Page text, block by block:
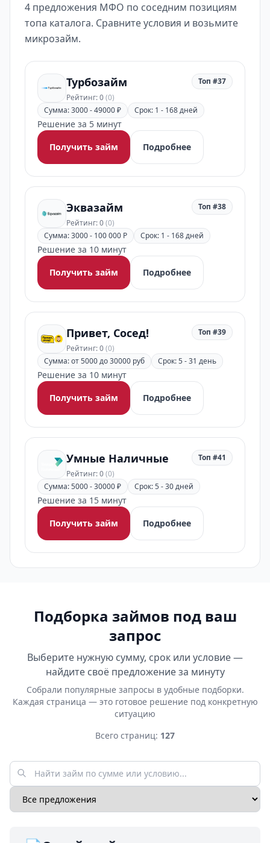
4 предложения МФО по соседним позициям
топа каталога. Сравните условия и возьмите
микрозайм.
Турбозайм
Рейтинг: 0(0)
Топ #37
Сумма: 3000 - 49000 ₽ Срок: 1 - 168 дней
Решение за 5 минут
Получить займ
Подробнее
Эквазайм
Рейтинг: 0(0)
Топ #38
Сумма: 3000 - 100 000 Р Срок: 1 - 168 дней
Решение за 10 минут
Получить займ
Подробнее
Привет, Сосед!
Рейтинг: 0(0)
Топ #39
Сумма: от 5000 до 30000 руб Срок: 5 - 31 день
Решение за 10 минут
Получить займ
Подробнее
Умные Наличные
Рейтинг: 0(0)
Топ #41
Сумма: 5000 - 30000 ₽ Срок: 5 - 30 дней
Решение за 15 минут
Получить займ
Подробнее
Подборка займов под ваш
запрос
Выберите нужную сумму, срок или условие —
найдите своё предложение за минуту
Собрали популярные запросы в удобные подборки.
Каждая страница — это готовое решение под конкретную
ситуацию
Всего страниц: 127